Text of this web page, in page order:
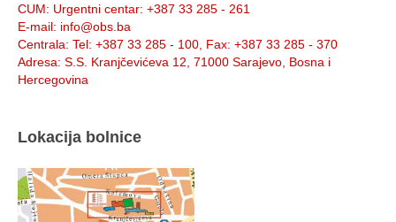
CUM: Urgentni centar: +387 33 285 - 261
E-mail: info@obs.ba
Centrala: Tel: +387 33 285 - 100, Fax: +387 33 285 - 370
Adresa: S.S. Kranjčevićeva 12, 71000 Sarajevo, Bosna i
Hercegovina
Lokacija bolnice